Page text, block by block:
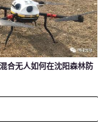
合无人如何在沈阳森林防